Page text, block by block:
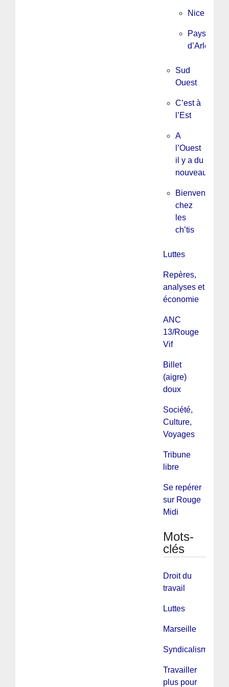
Nice
Pays
d’Arles
Sud
Ouest
C’est à
l’Est
A
l’Ouest
il y a du
nouveau
Bienvenue
chez
les
ch’tis
Luttes
Repères,
analyses et
économie
ANC
13/Rouge
Vif
Billet
(aigre)
doux
Société,
Culture,
Voyages
Tribune
libre
Se repérer
sur Rouge
Midi
Mots-
clés
Droit du
travail
Luttes
Marseille
Syndicalisme
Travailler
plus pour